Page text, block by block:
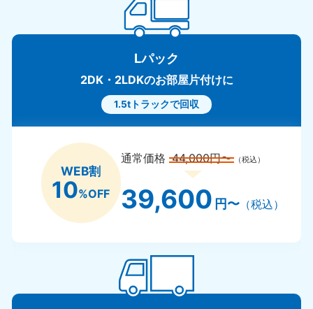
Lパック
2DK・2LDKのお部屋片付けに
1.5tトラックで回収
WEB割
10%OFF
通常価格44,000円〜 （税込）
39,600 円〜（税込）
長崎県
050-1880-9891
9:00〜19:00 年中無休 9:00〜19:00
大分県
050-1880-9893
9:00〜19:00 年中無休
050-1880-9892
9:00〜19:00 年中無休 9:00〜19:00